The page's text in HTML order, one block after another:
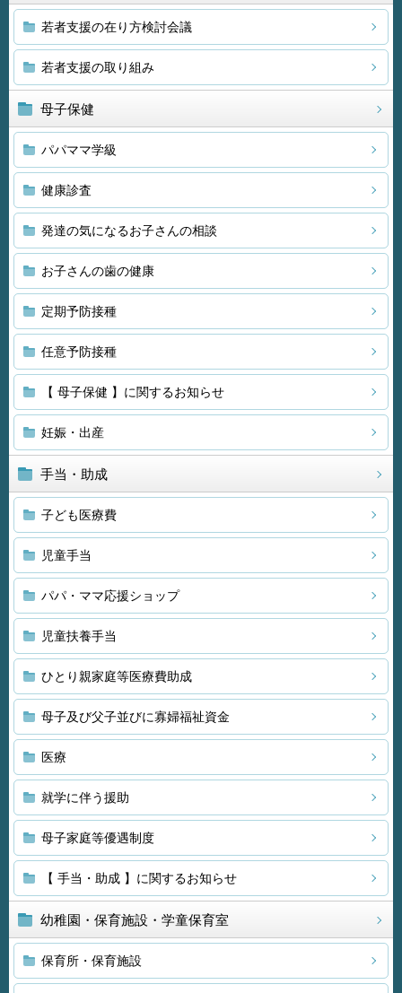
若者支援の在り方検討会議
若者支援の取り組み
母子保健
パパママ学級
健康診査
発達の気になるお子さんの相談
お子さんの歯の健康
定期予防接種
任意予防接種
【 母子保健 】に関するお知らせ
妊娠・出産
手当・助成
子ども医療費
児童手当
パパ・ママ応援ショップ
児童扶養手当
ひとり親家庭等医療費助成
母子及び父子並びに寡婦福祉資金
医療
就学に伴う援助
母子家庭等優遇制度
【 手当・助成 】に関するお知らせ
幼稚園・保育施設・学童保育室
保育所・保育施設